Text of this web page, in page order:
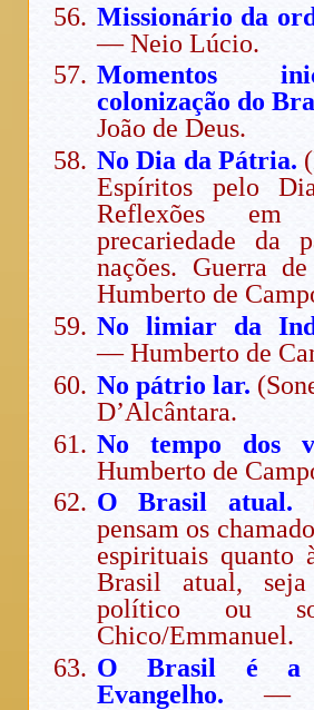
Missionário da
— Neio Lúcio.
Momentos
colonização do
João de Deus.
No Dia da Pátria.
Espíritos pelo
Reflexões
precariedade da
nações. Guerra
Humberto de
No limiar da
— Humberto de
No pátrio lar.
D’Alcântara.
No tempo dos
Humberto de
O Brasil atual.
pensam os
espirituais quanto
Brasil atual,
político ou
Chico/Emmanuel.
O Brasil é a
Evangelho. —